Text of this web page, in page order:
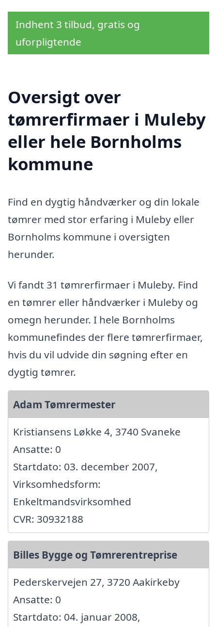
Indhent 3 tilbud, gratis og
uforpligtende
Oversigt over
tømrerfirmaer i Muleby
eller hele Bornholms
kommune
Find en dygtig håndværker og din lokale
tømrer med stor erfaring i Muleby eller
Bornholms kommune i oversigten
herunder.
Vi fandt 31 tømrerfirmaer i Muleby. Find
en tømrer eller håndværker i Muleby og
omegn herunder. I hele Bornholms
kommunefindes der flere tømrerfirmaer,
hvis du vil udvide din søgning efter en
dygtig tømrer.
Adam Tømrermester
Kristiansens Løkke 4, 3740 Svaneke
Ansatte: 0
Startdato: 03. december 2007,
Virksomhedsform:
Enkeltmandsvirksomhed
CVR: 30932188
Billes Bygge og Tømrerentreprise
Pederskervejen 27, 3720 Aakirkeby
Ansatte: 0
Startdato: 04. januar 2008,